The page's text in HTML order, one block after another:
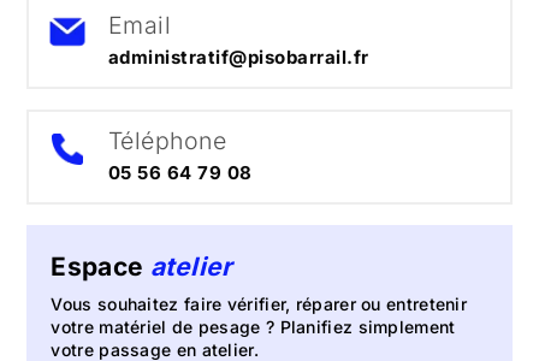
Email
administratif@pisobarrail.fr
Téléphone
05 56 64 79 08
Espace atelier
Vous souhaitez faire vérifier, réparer ou entretenir
votre matériel de pesage ? Planifiez simplement
votre passage en atelier.